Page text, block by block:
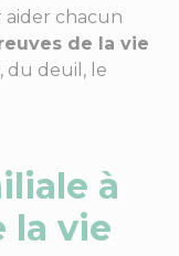
chacun
de la vie
du deuil, le
à
la vie